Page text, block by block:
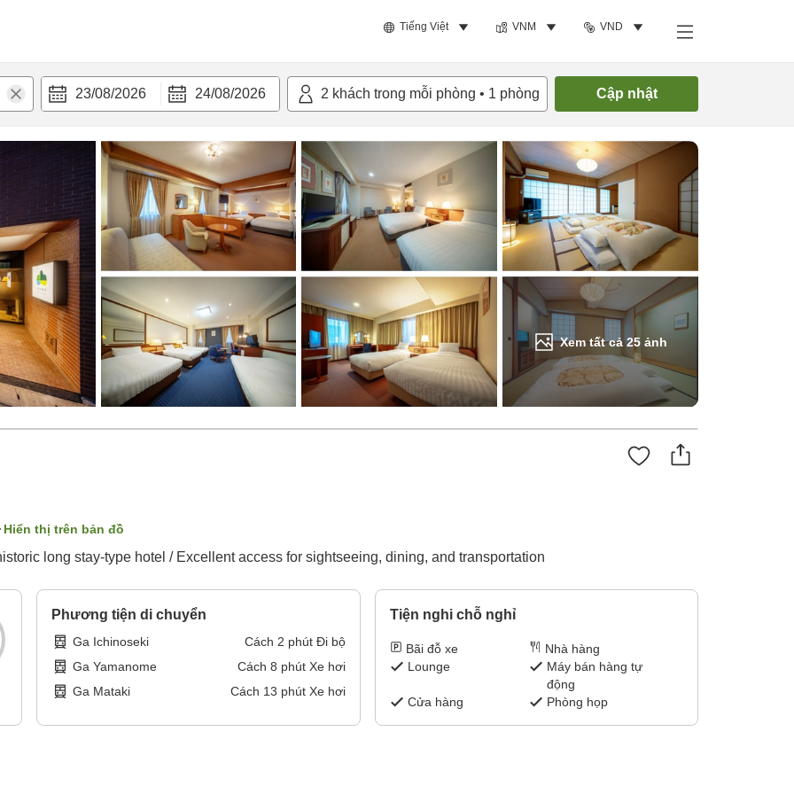
Tiếng Việt VNM VND
23/08/2026 24/08/2026 2 khách trong mỗi phòng • 1 phòng Cập nhật
Xem tất cả25 ảnh
nghi Tìm phòng trống
Hiển thị trên bản đồ
long stay-type hotel / Excellent access for sightseeing, dining, and transportation
Phương tiện di chuyển
Ga Ichinoseki Cách 2 phút Đi bộ
Ga Yamanome
Cách 8 phút Xe hơi
Ga Mataki
Cách 13 phút Xe hơi
Tiện nghi chỗ nghỉ
Bãi đỗ xe
Nhà hàng
Lounge
Máy bán hàng tự
động
Cửa hàng
Phòng họp